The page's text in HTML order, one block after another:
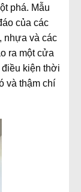
phá. Mẫu
của các
nhựa và các
ra một cửa
kiện thời
và thậm chí